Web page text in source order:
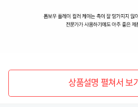
상품설명 펼쳐서 보기